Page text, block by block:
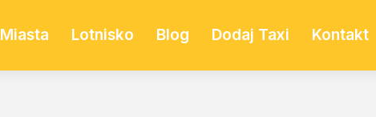
Miasta Lotnisko Blog Dodaj Taxi Kontakt